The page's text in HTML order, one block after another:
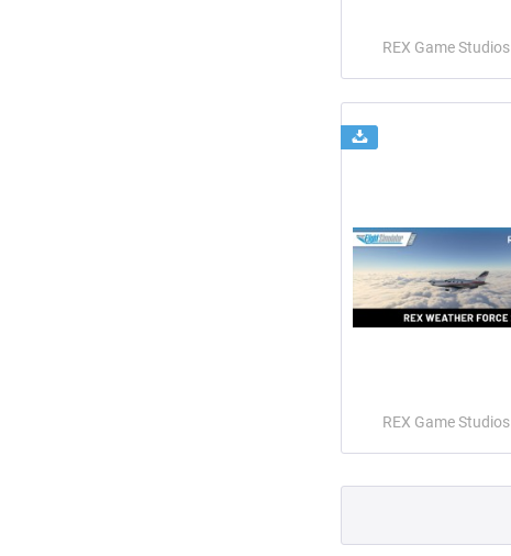
REX Game Studios
REX Game Studios